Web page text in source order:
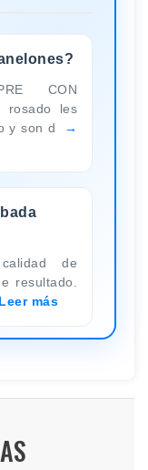
CON
rosado les
y son d
de
resultado.
Leer más